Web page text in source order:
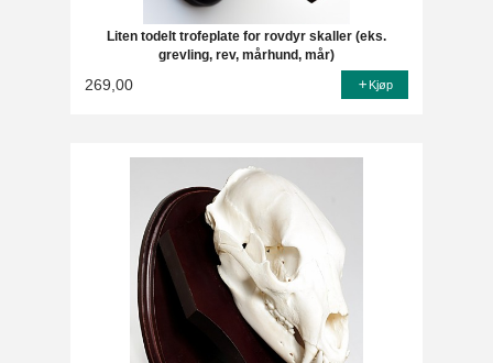
Liten todelt trofeplate for rovdyr skaller (eks.
grevling, rev, mårhund, mår)
269,00 Kjøp